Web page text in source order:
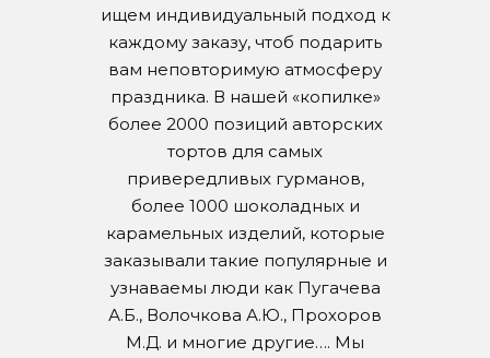
ищем индивидуальный подход к
каждому заказу, чтоб подарить
вам неповторимую атмосферу
праздника. В нашей «копилке»
более 2000 позиций авторских
тортов для самых
привередливых гурманов,
более 1000 шоколадных и
карамельных изделий, которые
заказывали такие популярные и
узнаваемы люди как Пугачева
А.Б., Волочкова А.Ю., Прохоров
М.Д. и многие другие…. Мы